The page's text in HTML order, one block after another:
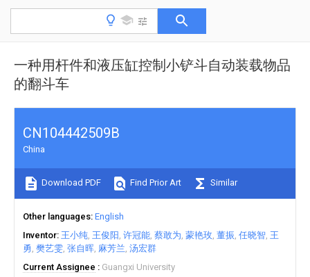
一种用杆件和液压缸控制小铲斗自动装载物品
的翻斗车
CN104442509B
China
Download PDF Find Prior Art Similar
Other languages English
Inventor 王小纯 王俊阳 许冠能 蔡敢为 蒙艳玫 董振 任晓智 王
勇 樊艺雯 张自晖 麻芳兰 汤宏群
Current Assignee
Guangxi University